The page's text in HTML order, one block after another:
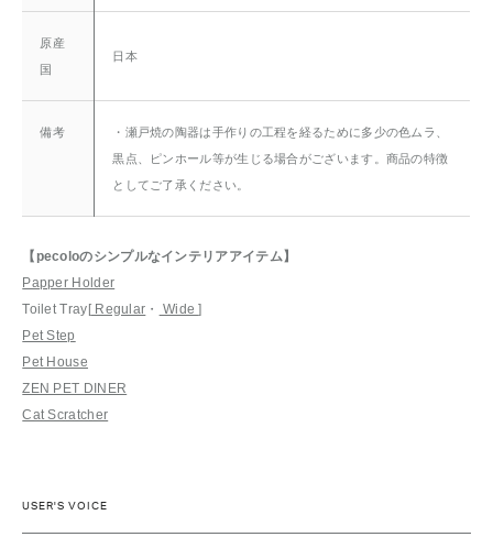
原産
国
日本
備考
・瀬戸焼の陶器は手作りの工程を経るために多少の色ムラ、
黒点、ピンホール等が生じる場合がございます。商品の特徴
としてご了承ください。
【pecoloのシンプルなインテリアアイテム】
Papper Holder
Toilet Tray[Regular ・ Wide]
Pet Step
Pet House
ZEN PET DINER
Cat Scratcher
USER'S VOICE